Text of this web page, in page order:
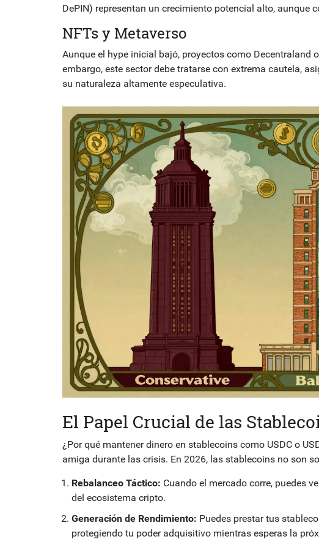
DePIN) representan un crecimiento potencial alto, aunque
NFTs y Metaverso
Aunque el hype inicial bajó, proyectos como Decentraland o
embargo, este sector debe tratarse con extrema cautela,
su naturaleza altamente especulativa.
El Papel Crucial de las
¿Por qué mantener dinero en stablecoins como USDC o
amiga durante las crisis. En 2026, las stablecoins no son
Rebalanceo Táctico: Cuando el mercado corre, puedes
del ecosistema cripto.
Generación de Rendimiento: Puedes prestar tus
protegiendo tu poder adquisitivo mientras esperas la